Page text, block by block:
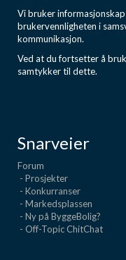
Vi bruker
brukervennligheten i
kommunikasjon.
Ved at du fortsetter å
samtykker til dette.
Snarveier
Forum
- Prosjekter
- Konkurranser
- Markedsplassen
- Ny på ByggeBolig?
- Off-Topic ChitChat